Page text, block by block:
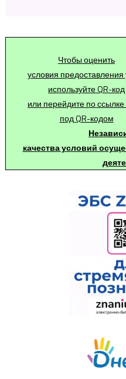
Чтобы оценить
условия предоставления
используйте QR-код
или перейдите по
под QR-кодом
качества условий